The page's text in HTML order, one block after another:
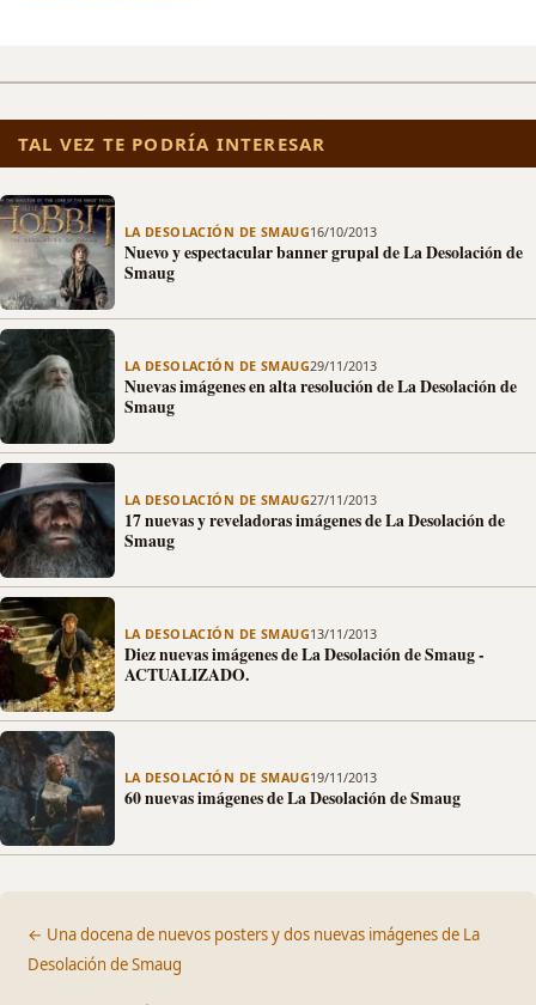
TAL VEZ TE PODRÍA INTERESAR
LA DESOLACIÓN DE SMAUG16/10/2013
Nuevo y espectacular banner grupal de La Desolación de
Smaug
LA DESOLACIÓN DE SMAUG29/11/2013
Nuevas imágenes en alta resolución de La Desolación de
Smaug
LA DESOLACIÓN DE SMAUG27/11/2013
17 nuevas y reveladoras imágenes de La Desolación de
Smaug
LA DESOLACIÓN DE SMAUG13/11/2013
Diez nuevas imágenes de La Desolación de Smaug -
ACTUALIZADO.
LA DESOLACIÓN DE SMAUG19/11/2013
60 nuevas imágenes de La Desolación de Smaug
← Una docena de nuevos posters y dos nuevas imágenes de La
Desolación de Smaug